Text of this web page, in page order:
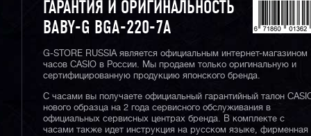
ГАРАНТИЯ И ОРИГИНАЛЬНОСТЬ
BABY-G BGA-220-7A
G-STORE RUSSIA является официальным интернет-магазином
часов CASIO в России. Мы продаем только оригинальную и
сертифицированную продукцию японского бренда.
С часами вы получаете официальный гарантийный талон
нового образца на 2 года сервисного обслуживания в
официальных сервисных центрах бренда. В комплекте с
часами также идет инструкция на русском языке, фирменная